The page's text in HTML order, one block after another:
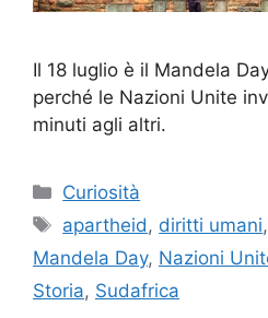
Il 18 luglio è il Mandela
perché le Nazioni Unite
minuti agli altri.
Categorie
Curiosità
Tag
apartheid , diritti umani,
Mandela Day, Nazioni
Storia, Sudafrica